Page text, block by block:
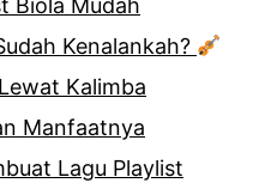
Biola Mudah
Kenalankah?
Kalimba
Manfaatnya
Lagu Playlist